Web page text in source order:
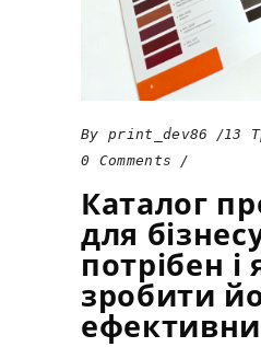
By print_dev86
13
0 Comments
Каталог
для
потрібен і
зробити